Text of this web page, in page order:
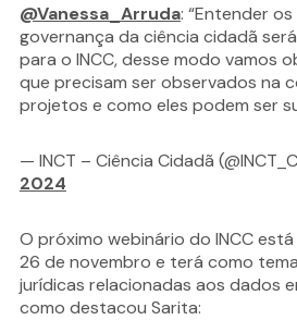
@Vanessa_Arruda: “Entender
governança da ciência cidadã
para o INCC, desse modo vamos
que precisam ser observados na
projetos e como eles podem ser
— INCT – Ciência Cidadã
2024
O próximo webinário do INCC
26 de novembro e terá como
jurídicas relacionadas aos dados
como destacou Sarita: